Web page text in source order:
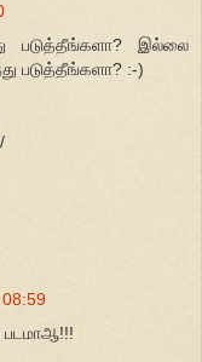
படுத்தீங்களா? இல்லை
படுத்தீங்களா? :-)
படமாஆ!!!